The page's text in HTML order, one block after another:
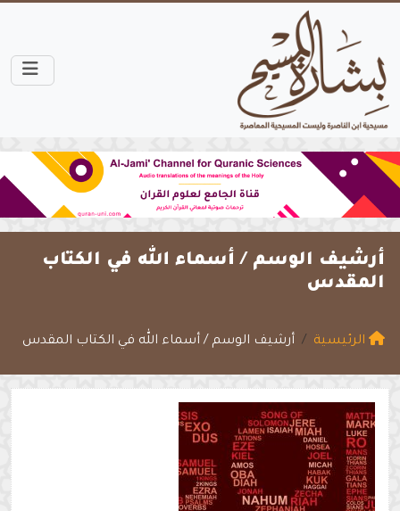
أرشيف الوسم / أسماء الله في الكتاب
المقدس
الرئيسية أرشيف الوسم / أسماء الله في الكتاب المقدس